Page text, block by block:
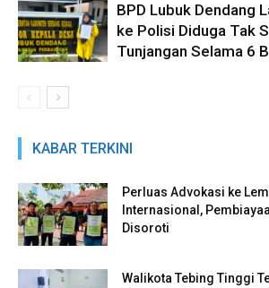
BPD Lubuk Dendang
ke Polisi Diduga Tak
Tunjangan Selama 6
KABAR TERKINI
Perluas Advokasi ke
Internasional,
Disoroti
Walikota Tebing Tinggi